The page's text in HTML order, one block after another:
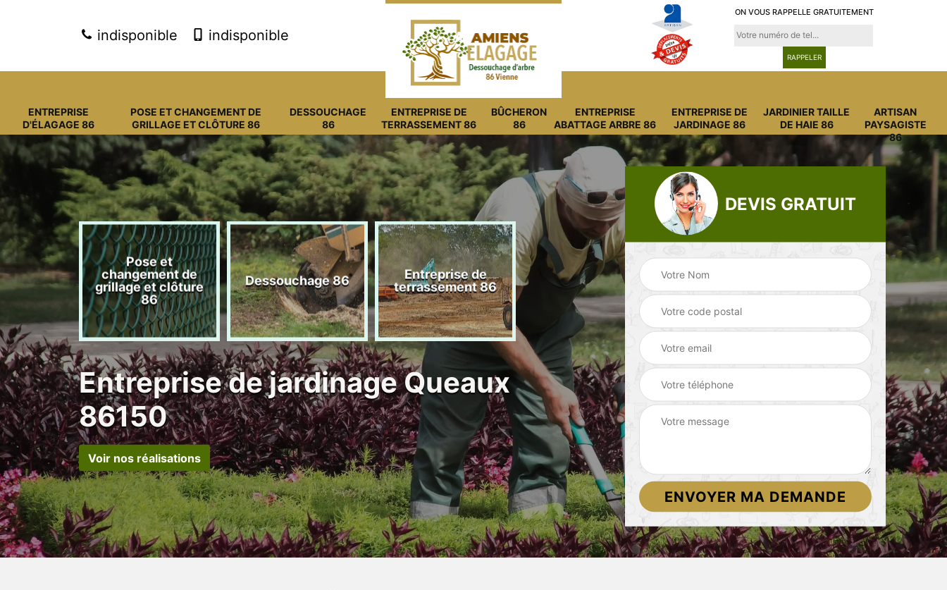
indisponible indisponible
ON VOUS RAPPELLE GRATUITEMENT
ENTREPRISE
D'ÉLAGAGE 86
POSE ET CHANGEMENT DE
GRILLAGE ET CLÔTURE 86
DESSOUCHAGE
86
ENTREPRISE DE
TERRASSEMENT 86
BÛCHERON
86
ENTREPRISE
ABATTAGE ARBRE 86
ENTREPRISE DE
JARDINAGE 86
JARDINIER TAILLE
DE HAIE 86
ARTISAN
PAYSAGISTE
86
86
Pose et
changement de
grillage et clôture
86
Dessouchage 86
Entreprise de
terrassement 86
Bûcheron 86
Entreprise de
jardinage 86
Entreprise de jardinage Queaux
86150
Voir nos réalisations
DEVIS GRATUIT